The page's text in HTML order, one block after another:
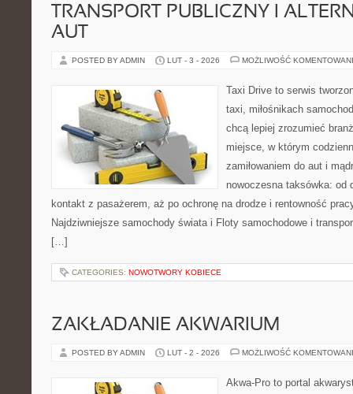
TRANSPORT PUBLICZNY I
AUT
POSTED BY ADMIN LUT - 3 - 2026 MOŻLIWOŚĆ
Taxi Drive to serwis
taxi, miłośnikach
chcą lepiej zrozumieć
miejsce, w którym
zamiłowaniem do aut i
nowoczesna taksówka: od
kontakt z pasażerem, aż po ochronę na drodze i rentowność
Najdziwniejsze samochody świata i Floty samochodowe i
[…]
CATEGORIES: NOWOTWORY KOBIECE
ZAKŁADANIE AKWARIUM
POSTED BY ADMIN LUT - 2 - 2026 MOŻLIWOŚĆ
Akwa-Pro to portal